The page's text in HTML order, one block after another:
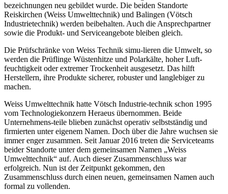
bezeichnungen neu gebildet wurde. Die beiden Standorte
Reiskirchen (Weiss Umwelttechnik) und Balingen (Vötsch
Industrietechnik) werden beibehalten. Auch die Ansprechpartner
sowie die Produkt- und Serviceangebote bleiben gleich.
Die Prüfschränke von Weiss Technik simu-lieren die Umwelt, so
werden die Prüflinge Wüstenhitze und Polarkälte, hoher Luft-
feuchtigkeit oder extremer Trockenheit ausgesetzt. Das hilft
Herstellern, ihre Produkte sicherer, robuster und langlebiger zu
machen.
Weiss Umwelttechnik hatte Vötsch Industrie-technik schon 1995
vom Technologiekonzern Heraeus übernommen. Beide
Unternehmens-teile blieben zunächst operativ selbstständig und
firmierten unter eigenem Namen. Doch über die Jahre wuchsen sie
immer enger zusammen. Seit Januar 2016 treten die Serviceteams
beider Standorte unter dem gemeinsamen Namen „Weiss
Umwelttechnik“ auf. Auch dieser Zusammenschluss war
erfolgreich. Nun ist der Zeitpunkt gekommen, den
Zusammenschluss durch einen neuen, gemeinsamen Namen auch
formal zu vollenden.